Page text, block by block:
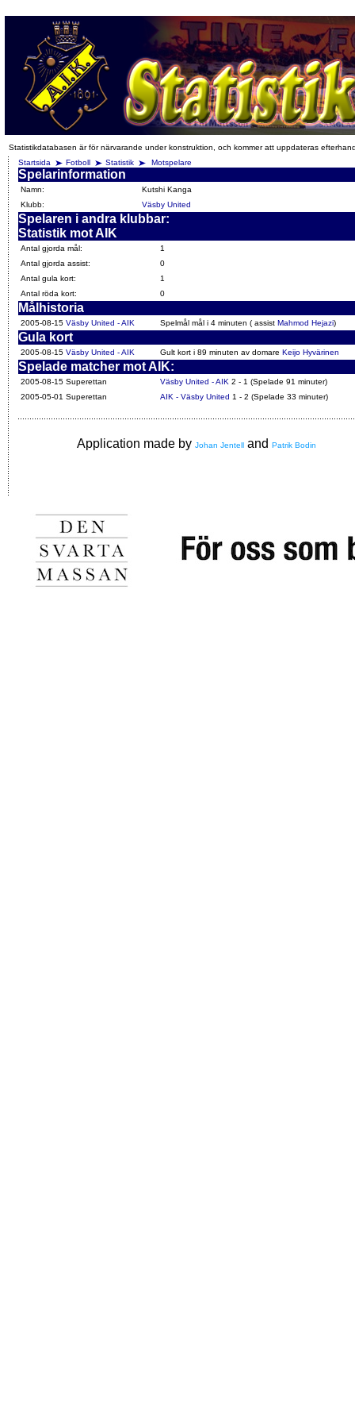
Statistikdatabasen är för närvarande under konstruktion, och kommer att uppdateras
Startsida
Fotboll Statistik Motspelare
Spelarinformation
Namn:
Kutshi Kanga
Klubb:
Väsby United
Spelaren i andra klubbar:
Statistik mot AIK
Antal gjorda mål:
1
Antal gjorda assist:
0
Antal gula kort:
1
Antal röda kort:
0
Målhistoria
2005-08-15 Väsby United - AIK Spelmål mål i 4 minuten ( assist Mahmod Hejazi)
Gula kort
2005-08-15 Väsby United - AIK Gult kort i 89 minuten av domare Keijo Hyvärinen
Spelade matcher mot AIK:
2005-08-15 Superettan Väsby United - AIK 2 - 1 (Spelade 91 minuter)
2005-05-01 Superettan
AIK - Väsby United 1 - 2 (Spelade 33 minuter)
Application made by Johan Jentell and Patrik Bodin